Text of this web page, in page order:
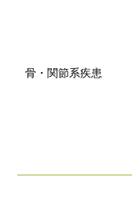
骨・関節系疾患